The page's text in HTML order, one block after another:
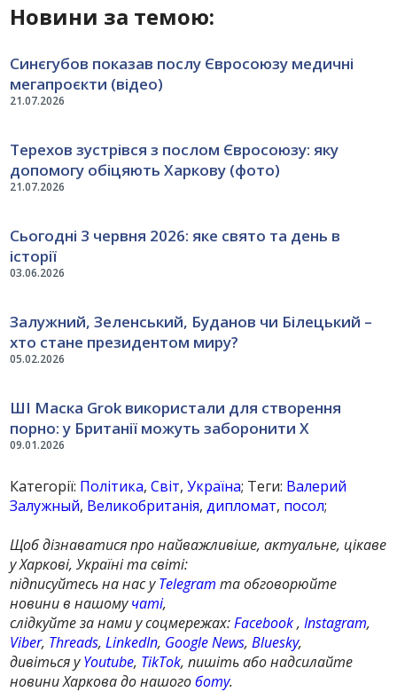
Новини за темою:
21.07.2026
Синєгубов показав послу Євросоюзу медичні
мегапроєкти (відео)
21.07.2026
Терехов зустрівся з послом Євросоюзу: яку
допомогу обіцяють Харкову (фото)
03.06.2026
Сьогодні 3 червня 2026: яке свято та день в
історії
05.02.2026
Залужний, Зеленський, Буданов чи Білецький –
хто стане президентом миру?
09.01.2026
ШІ Маска Grok використали для створення
порно: у Британії можуть заборонити Х
Категорії: Політика,Світ,Україна; Теги: Валерий
Залужный, Великобританія,дипломат, посол;
Щоб дізнаватися про найважливіше, актуальне, цікаве
у Харкові, Україні та світі:
підписуйтесь на нас уTelegram та обговорюйте
новини в нашомучаті,
слідкуйте за нами у соцмережах:Facebook,Instagram,
Viber, Threads,LinkedIn, Google News,Bluesky,
дивіться уYoutube, TikTok, пишіть або надсилайте
новини Харкова до нашогоботу.